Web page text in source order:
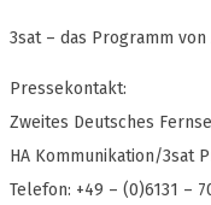
3sat – das Programm von
Pressekontakt:
Zweites Deutsches
HA Kommunikation/3sat
Telefon: +49 – (0)6131 –